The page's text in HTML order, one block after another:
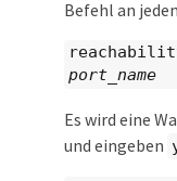
Befehl an
port_name
Es wird eine
und eingeben